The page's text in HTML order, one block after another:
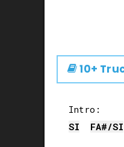
10+
SI
FA#/SI